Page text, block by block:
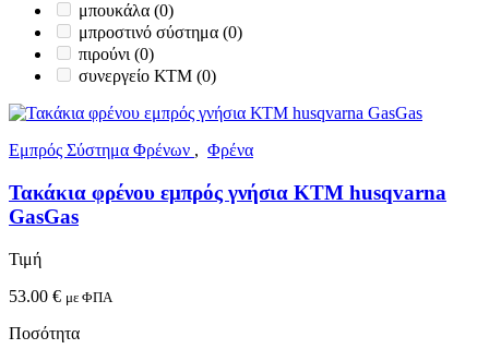
μπουκάλα (0)
μπροστινό σύστημα (0)
πιρούνι (0)
συνεργείο ΚΤΜ (0)
Εμπρός Σύστημα Φρένων , Φρένα
Τακάκια φρένου εμπρός γνήσια ΚΤΜ husqvarna
GasGas
Τιμή
53.00 € με ΦΠΑ
Ποσότητα